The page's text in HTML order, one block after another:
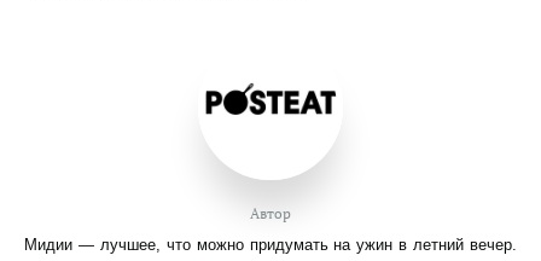
Автор
Мидии — лучшее, что можно придумать на ужин в летний вечер.